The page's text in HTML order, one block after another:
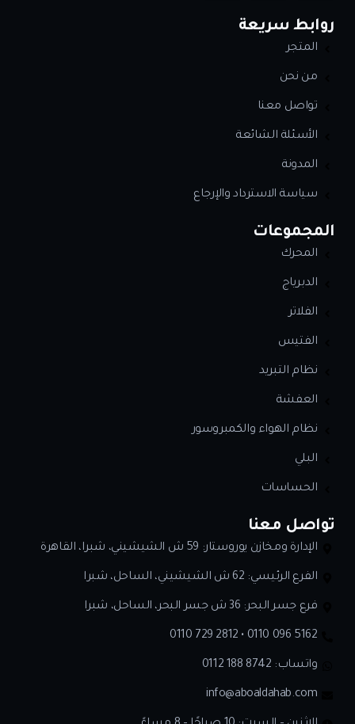
روابط سريعة
المتجر
من نحن
تواصل معنا
الأسئلة الشائعة
المدونة
سياسة الاسترداد والإرجاع
المجموعات
المحرك
الدبرياج
الفلاتر
الفتيس
نظام التبريد
العفشة
نظام الهواء والكمبروسور
البلي
الحساسات
تواصل معنا
الإدارة ومخازن يوروستار: 59 ش الشيشيني، شبرا، القاهرة
الفرع الرئيسي: 62 ش الشيشيني، الساحل، شبرا
فرع جسر البحر: 36 ش جسر البحر، الساحل، شبرا
0110 729 2812 • 0110 096 5162
واتساب:0112 188 8742
info@aboaldahab.com